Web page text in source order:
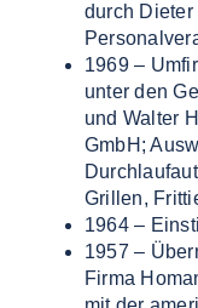
durch Dieter
1969 –
unter den
und Walter
GmbH;
Grillen,
1964 –
1957 –
Firma